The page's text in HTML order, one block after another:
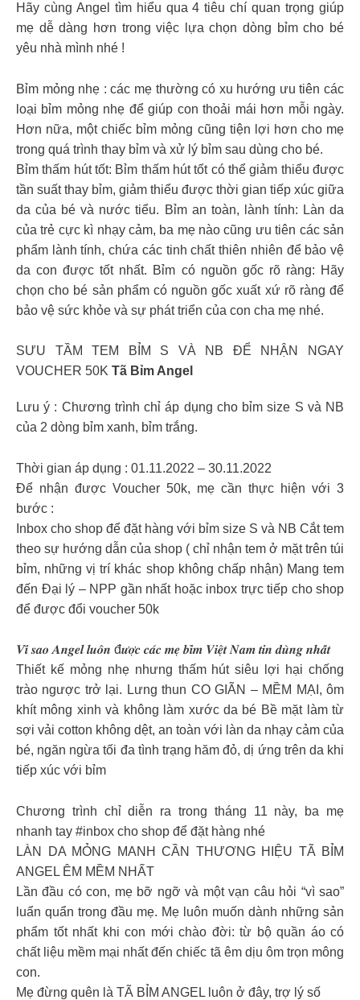
Hãy cùng Angel tìm hiểu qua 4 tiêu chí quan trọng giúp
mẹ dễ dàng hơn trong việc lựa chọn dòng bỉm cho bé
yêu nhà mình nhé !
Bỉm mỏng nhẹ : các mẹ thường có xu hướng ưu tiên các
loại bỉm mỏng nhẹ để giúp con thoải mái hơn mỗi ngày.
Hơn nữa, một chiếc bỉm mỏng cũng tiện lợi hơn cho mẹ
trong quá trình thay bỉm và xử lý bỉm sau dùng cho bé.
Bỉm thấm hút tốt: Bỉm thấm hút tốt có thể giảm thiểu được
tần suất thay bỉm, giảm thiểu được thời gian tiếp xúc giữa
da của bé và nước tiểu. Bỉm an toàn, lành tính: Làn da
của trẻ cực kì nhạy cảm, ba mẹ nào cũng ưu tiên các sản
phẩm lành tính, chứa các tinh chất thiên nhiên để bảo vệ
da con được tốt nhất. Bỉm có nguồn gốc rõ ràng: Hãy
chọn cho bé sản phẩm có nguồn gốc xuất xứ rõ ràng để
bảo vệ sức khỏe và sự phát triển của con cha mẹ nhé.
SƯU TẦM TEM BỈM S VÀ NB ĐỂ NHẬN NGAY
VOUCHER 50K Tã Bỉm Angel
Lưu ý : Chương trình chỉ áp dụng cho bỉm size S và NB
của 2 dòng bỉm xanh, bỉm trắng.
Thời gian áp dụng : 01.11.2022 – 30.11.2022
Để nhận được Voucher 50k, mẹ cần thực hiện với 3
bước :
Inbox cho shop để đặt hàng với bỉm size S và NB Cắt tem
theo sự hướng dẫn của shop ( chỉ nhận tem ở mặt trên túi
bỉm, những vị trí khác shop không chấp nhận) Mang tem
đến Đại lý – NPP gần nhất hoặc inbox trực tiếp cho shop
để được đổi voucher 50k
𝑽𝒊̀ 𝒔𝒂𝒐 𝑨𝒏𝒈𝒆𝒍 𝒍𝒖𝒐̂𝒏 đ𝒖̛𝒐̛̣𝒄 𝒄𝒂́𝒄 𝒎𝒆̣ 𝒃𝒊̉𝒎 𝑽𝒊𝒆̣̂𝒕 𝑵𝒂𝒎 𝒕𝒊𝒏 𝒅𝒖̀𝒏𝒈 𝒏𝒉𝒂̂́𝒕
Thiết kế mỏng nhẹ nhưng thấm hút siêu lợi hại chống
trào ngược trở lại. Lưng thun CO GIÃN – MỀM MẠI, ôm
khít mông xinh và không làm xước da bé Bề mặt làm từ
sợi vải cotton không dệt, an toàn với làn da nhạy cảm của
bé, ngăn ngừa tối đa tình trạng hăm đỏ, dị ứng trên da khi
tiếp xúc với bỉm
Chương trình chỉ diễn ra trong tháng 11 này, ba mẹ
nhanh tay #inbox cho shop để đặt hàng nhé
LÀN DA MỎNG MANH CẦN THƯƠNG HIỆU TÃ BỈM
ANGEL ÊM MỀM NHẤT
Lần đầu có con, mẹ bỡ ngỡ và một vạn câu hỏi “vì sao”
luẩn quẩn trong đầu mẹ. Mẹ luôn muốn dành những sản
phẩm tốt nhất khi con mới chào đời: từ bộ quần áo có
chất liệu mềm mại nhất đến chiếc tã êm dịu ôm trọn mông
con.
Mẹ đừng quên là TÃ BỈM ANGEL luôn ở đây, trợ lý số